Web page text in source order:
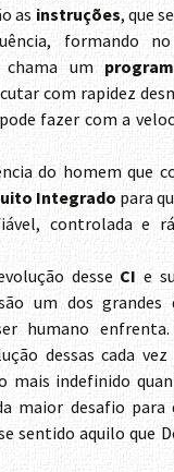
as instruções, que
formando
um
com rapidez
fazer com a
do homem que
Integrado para
controlada e
desse CI e
um dos grandes
humano
dessas cada vez
mais indefinido
maior desafio para
sentido aquilo que